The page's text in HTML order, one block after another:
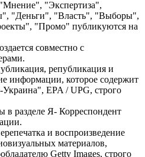
"Экспертиза",
"Деньги", "Власть", "Выборы",
"Промо" публикуются на
совместно с
републикация и
информации, которое содержит
EPA / UPG, строго
в разделе Я- Корреспондент
и воспроизведение
материалов,
Getty Images, строго